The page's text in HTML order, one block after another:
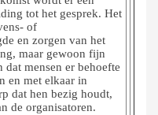
tot het gesprek. Het
of
en zorgen van het
maar gewoon fijn
dat mensen er behoefte
en met elkaar in
dat hen bezig houdt,
de organisatoren.